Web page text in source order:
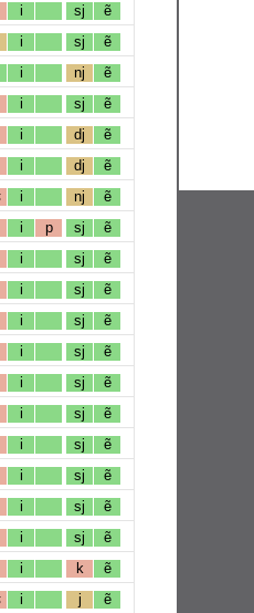
i sj ẽ
i sj ẽ
i nj ẽ
i sj ẽ
i dj ẽ
i dj ẽ
i nj ẽ
i p sj ẽ
i sj ẽ
i sj ẽ
i sj ẽ
i sj ẽ
i sj ẽ
i sj ẽ
i sj ẽ
i sj ẽ
i sj ẽ
i sj ẽ
i k ẽ
i j ẽ